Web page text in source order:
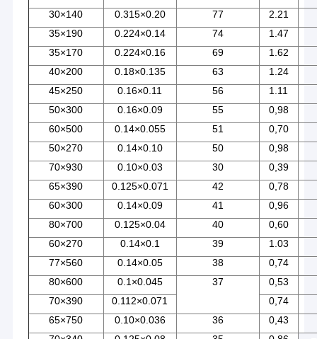
Huis
Ongeveer ons
30×140
0.315×0.20 77
2.21
35×190
0.224×0.14 74
1.47
35×170
0.224×0.16 69
1.62
40×200
0.18×0.135 63
1.24
45×250
0.16×0.11 56
1.11
50×300
0.16×0.09 55
0,98
60×500
0.14×0.055 51
0,70
50×270
0.14×0.10 50
0,98
70×930
0.10×0.03 30
0,39
65×390
0.125×0.071 42
0,78
60×300
0.14×0.09 41
0,96
80×700
0.125×0.04 40
0,60
60×270
0.14×0.1 39
1.03
77×560
0.14×0.05 38
0,74
80×600
0.1×0.045 37
0,53
70×390
0.112×0.071
0,74
65×750
0.10×0.036 36
0,43